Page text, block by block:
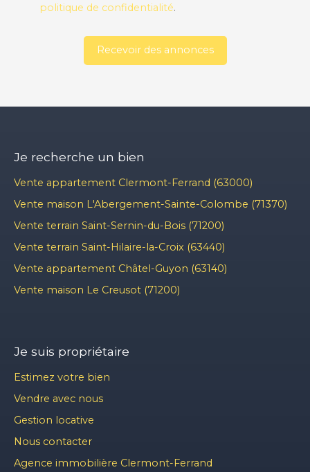
politique de confidentialité.
Recevoir des annonces
Je recherche un bien
Vente appartement Clermont-Ferrand (63000)
Vente maison L'Abergement-Sainte-Colombe (71370)
Vente terrain Saint-Sernin-du-Bois (71200)
Vente terrain Saint-Hilaire-la-Croix (63440)
Vente appartement Châtel-Guyon (63140)
Vente maison Le Creusot (71200)
Je suis propriétaire
Estimez votre bien
Vendre avec nous
Gestion locative
Nous contacter
Agence immobilière Clermont-Ferrand